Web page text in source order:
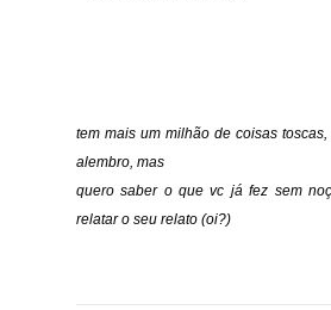
tem mais um milhão de coisas
alembro, mas
quero saber o que vc já fez sem
relatar o seu relato (oi?)